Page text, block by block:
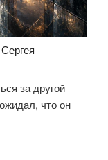
за другой
что он